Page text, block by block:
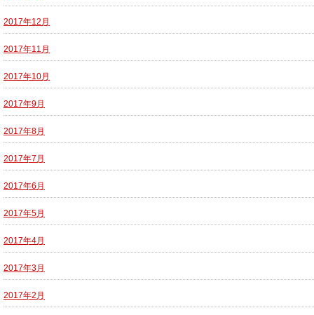
2017年12月
2017年11月
2017年10月
2017年9月
2017年8月
2017年7月
2017年6月
2017年5月
2017年4月
2017年3月
2017年2月